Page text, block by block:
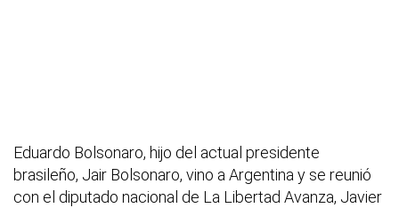
Eduardo Bolsonaro, hijo del actual presidente
brasileño, Jair Bolsonaro, vino a Argentina y se reunió
con el diputado nacional de La Libertad Avanza, Javier